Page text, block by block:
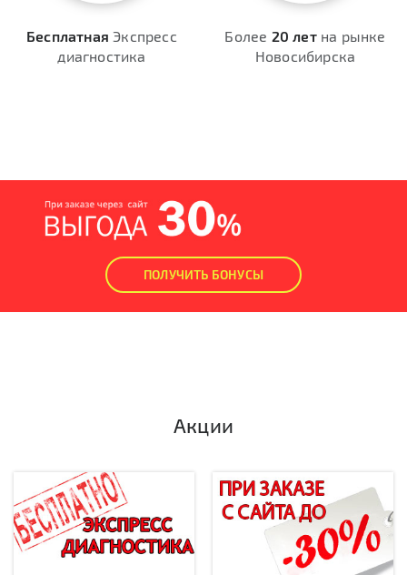
Бесплатная Экспресс
диагностика
Более 20 летна рынке
Новосибирска
ПОЛУЧИТЬ БОНУСЫ
Акции